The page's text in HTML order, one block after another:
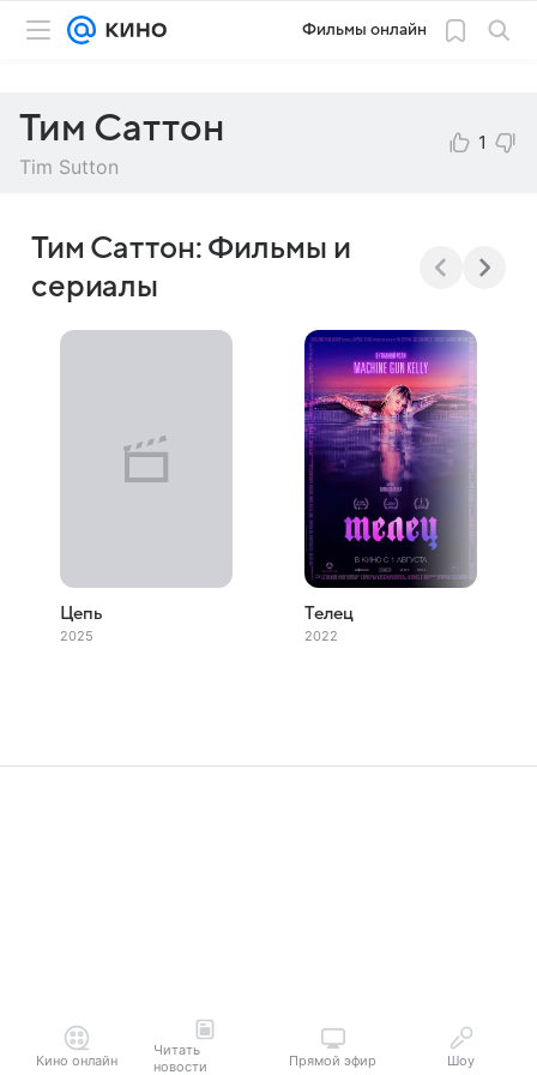
Фильмы онлайн
Тим Саттон
Tim Sutton
1
Тим Саттон: Фильмы и
сериалы
Цепь
2025
Телец
2022
Кино онлайн
Читать
новости
Прямой эфир Шоу